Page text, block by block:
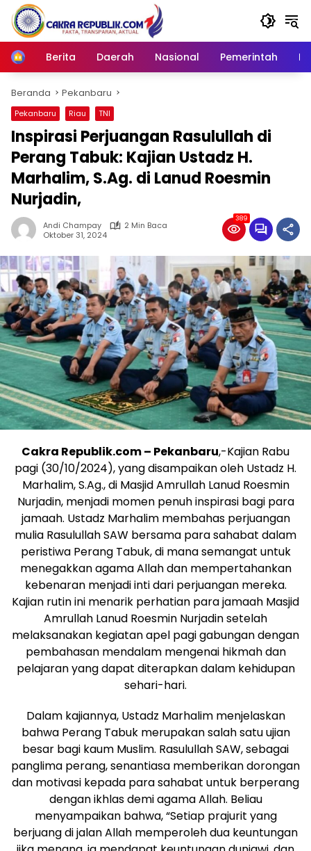
Langsung
konten
Home
Berita Daerah Nasional Pemerintah
Beranda Pekanbaru
Pekanbaru Riau TNI
Inspirasi Perjuangan Rasulullah di
Perang Tabuk: Kajian Ustadz H.
Marhalim, S.Ag. di Lanud Roesmin
Nurjadin,
Andi Champay
2 Min Baca
Oktober 31, 2024
389
Cakra Republik.com – Pekanbaru,-Kajian Rabu
pagi (30/10/2024), yang disampaikan oleh Ustadz H.
Marhalim, S.Ag., di Masjid Amrullah Lanud Roesmin
Nurjadin, menjadi momen penuh inspirasi bagi para
jamaah. Ustadz Marhalim membahas perjuangan
mulia Rasulullah SAW bersama para sahabat dalam
peristiwa Perang Tabuk, di mana semangat untuk
menegakkan agama Allah dan mempertahankan
kebenaran menjadi inti dari perjuangan mereka.
Kajian rutin ini menarik perhatian para jamaah Masjid
Amrullah Lanud Roesmin Nurjadin setelah
melaksanakan kegiatan apel pagi gabungan dengan
pembahasan mendalam mengenai hikmah dan
pelajaran yang dapat diterapkan dalam kehidupan
sehari-hari.
Dalam kajiannya, Ustadz Marhalim menjelaskan
bahwa Perang Tabuk merupakan salah satu ujian
besar bagi kaum Muslim. Rasulullah SAW, sebagai
panglima perang, senantiasa memberikan dorongan
dan motivasi kepada para sahabat untuk berperang
dengan ikhlas demi agama Allah. Beliau
menyampaikan bahwa, “Setiap prajurit yang
berjuang di jalan Allah memperoleh dua keuntungan